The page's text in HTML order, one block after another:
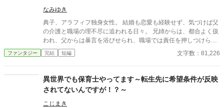
なみゆき
典子、アラフィフ独身女性。 結婚も恋愛も経験せず、気づけば父
の介護と職場の理不尽に追われる日々。 兄姉からは、都合よく扱
われ、父からは暴言を浴びせられ、職場では責任を押しつけられ
る。 人生のほとんどを“搾取される側”として生きてきた。 過労で
倒れた彼女が目を覚ますと、そこは異世界。 7歳の伯爵令嬢セレ
かの犠牲”ではなく、“誰かの支え”として生きることを決意する。
魔法と貴族社会が息づくこの世界で、セレナは前世の知識を活か
し、友人達と交流を深める。 そこに割り込む怪しい聖女ー語彙力
もなく、ワンパターンの行動なのに攻略対象ぽい人たちは次々と
ファンタジー 完結 短編 文字数：81,226
異世界でも保育士やってます～転生先に希望条件が反映
されてないんですが！？～
こじまき